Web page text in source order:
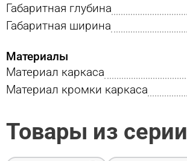
Габаритная глубина
Габаритная ширина
Материалы
Материал каркаса
Материал кромки каркаса
Товары из серии